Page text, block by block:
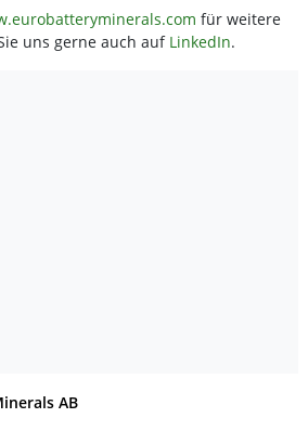
für weitere
uns gerne auch auf LinkedIn.
AB